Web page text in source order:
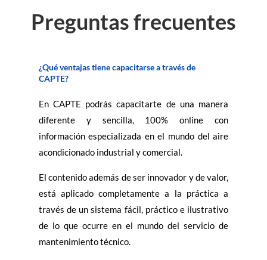
Preguntas frecuentes
¿Qué ventajas tiene capacitarse a través de
CAPTE?
En CAPTE podrás capacitarte de una manera
diferente y sencilla, 100% online con
información especializada en el mundo del aire
acondicionado industrial y comercial.
El contenido además de ser innovador y de valor,
estáaplicado completamente a la práctica a
través de un sistema fácil, práctico e ilustrativo
de lo que ocurre en el mundo del servicio de
mantenimiento técnico.